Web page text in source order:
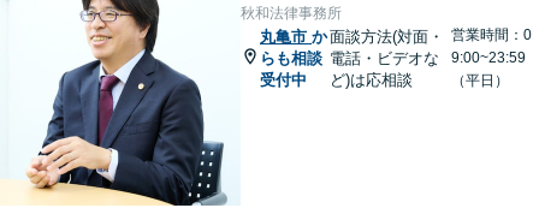
秋和法律事務所
丸亀市 か
らも相談
受付中
面談方法(対面・
電話・ビデオな
ど)は応相談
営業時間：0
9:00~23:59
（平日）